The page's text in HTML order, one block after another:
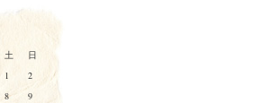
土
日
1
2
8
9